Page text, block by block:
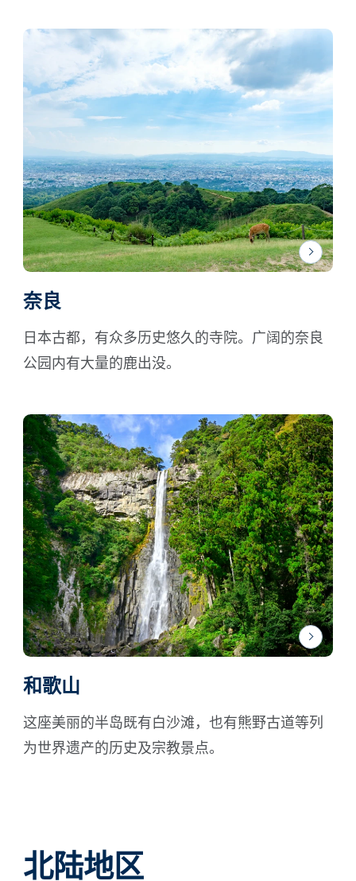
奈良
日本古都，有众多历史悠久的寺院。广阔的奈良
公园内有大量的鹿出没。
和歌山
这座美丽的半岛既有白沙滩，也有熊野古道等列
为世界遗产的历史及宗教景点。
北陆地区